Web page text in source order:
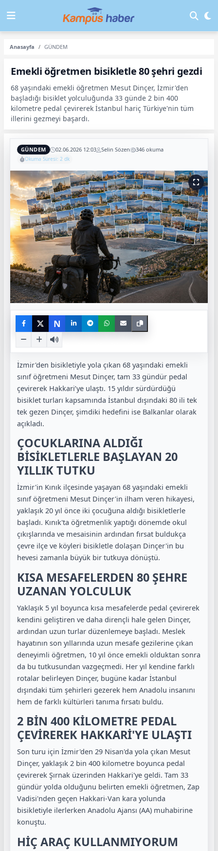
Anasayfa GÜNDEM
Emekli öğretmen bisikletle 80 şehri gezdi
68 yaşındaki emekli öğretmen Mesut Dinçer, İzmir'den
başladığı bisiklet yolculuğunda 33 günde 2 bin 400
kilometre pedal çevirerek İstanbul hariç Türkiye'nin tüm
illerini gezmeyi başardı.
GÜNDEM 02.06.2026 12:03 Selin Sözen 346 okuma
Okuma Süresi: 2 dk
N
İzmir'den bisikletiyle yola çıkan 68 yaşındaki emekli
sınıf öğretmeni Mesut Dinçer, tam 33 gündür pedal
çevirerek Hakkari’ye ulaştı. 15 yıldır sürdürdüğü
bisiklet turları kapsamında İstanbul dışındaki 80 ili tek
tek gezen Dinçer, şimdiki hedefini ise Balkanlar olarak
açıkladı.
ÇOCUKLARINA ALDIĞI
BİSİKLETLERLE BAŞLAYAN 20
YILLIK TUTKU
İzmir'in Kınık ilçesinde yaşayan 68 yaşındaki emekli
sınıf öğretmeni Mesut Dinçer'in ilham veren hikayesi,
yaklaşık 20 yıl önce iki çocuğuna aldığı bisikletlerle
başladı. Kınık'ta öğretmenlik yaptığı dönemde okul
çıkışlarında ve mesaisinin ardından fırsat buldukça
çevre ilçe ve köyleri bisikletle dolaşan Dinçer'in bu
hevesi zamanla büyük bir tutkuya dönüştü.
KISA MESAFELERDEN 80 ŞEHRE
UZANAN YOLCULUK
Yaklaşık 5 yıl boyunca kısa mesafelerde pedal çevirerek
kendini geliştiren ve daha dirençli hale gelen Dinçer,
ardından uzun turlar düzenlemeye başladı. Meslek
hayatının son yıllarında uzun mesafe gezilerine çıkan
deneyimli öğretmen, 10 yıl önce emekli olduktan sonra
da bu tutkusundan vazgeçmedi. Her yıl kendine farklı
rotalar belirleyen Dinçer, bugüne kadar İstanbul
dışındaki tüm şehirleri gezerek hem Anadolu insanını
hem de farklı kültürleri tanıma fırsatı buldu.
2 BİN 400 KİLOMETRE PEDAL
ÇEVİREREK HAKKARİ'YE ULAŞTI
Son turu için İzmir'den 29 Nisan'da yola çıkan Mesut
Dinçer, yaklaşık 2 bin 400 kilometre boyunca pedal
çevirerek Şırnak üzerinden Hakkari'ye geldi. Tam 33
gündür yolda olduğunu belirten emekli öğretmen, Zap
Vadisi'nden geçen Hakkari-Van kara yolunda
bisikletiyle ilerlerken Anadolu Ajansı (AA) muhabirine
konuştu.
HİÇ ARAÇ KULLANMIYORUM